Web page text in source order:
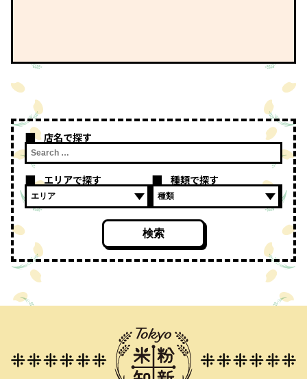
店名で探す
エリアで探す 種類で探す
検索